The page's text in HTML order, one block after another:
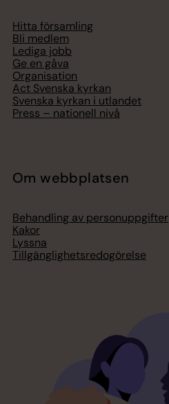
Hitta församling
Bli medlem
Lediga jobb
Ge en gåva
Organisation
Act Svenska kyrkan
Svenska kyrkan i utlandet
Press – nationell nivå
Om webbplatsen
Behandling av personuppgifter
Kakor
Lyssna
Tillgänglighetsredogörelse